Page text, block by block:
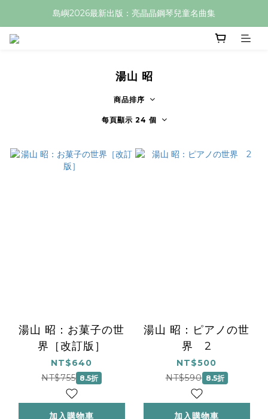
島嶼2026最新出版：亮晶晶鋼琴兒童名曲集
湯山 昭
商品排序
每頁顯示 24 個
湯山 昭：お菓子の世
界［改訂版］
NT$640
NT$755 8.5折
加入購物車
湯山 昭：ピアノの世
界 2
NT$500
NT$590 8.5折
加入購物車